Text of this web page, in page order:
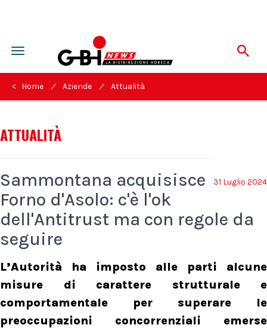
Toggle
navigation
< Home / Aziende / Attualità
ATTUALITÀ
31 Luglio 2024
Sammontana acquisisce
Forno d'Asolo: c'è l'ok
dell'Antitrust ma con regole da
seguire
L’Autorità ha imposto alle parti alcune
misure di carattere strutturale e
comportamentale per superare le
preoccupazioni concorrenziali emerse